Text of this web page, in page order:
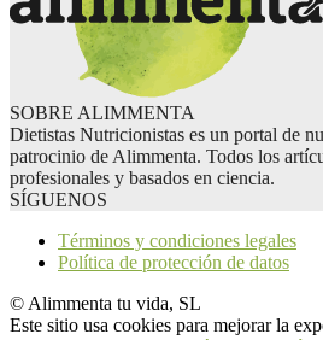
SOBRE ALIMMENTA
Dietistas Nutricionistas es un portal de
patrocinio de Alimmenta. Todos los
profesionales y basados en ciencia.
SÍGUENOS
Términos y condiciones legales
Política de protección de datos
© Alimmenta tu vida, SL
Este sitio usa cookies para mejorar la